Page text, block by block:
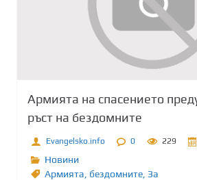
Армията на спасението
ръст на бездомните
Evangelsko.info 0 229
Новини
Армията бездомните Зa